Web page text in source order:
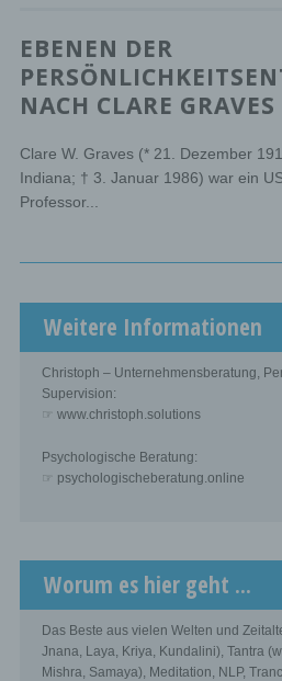
EBENEN DER
NACH CLARE GRAVES
Clare W. Graves (* 21. Dezember
Indiana; † 3. Januar 1986) war ein
Professor...
Weitere Informationen
Christoph – Unternehmensberatung,
Supervision:
☞ www.christoph.solutions
Psychologische Beratung:
☞ psychologischeberatung.online
Worum es hier geht ...
Das Beste aus vielen Welten und
Jnana, Laya, Kriya, Kundalini), Tantra
Mishra, Samaya), Meditation, NLP,